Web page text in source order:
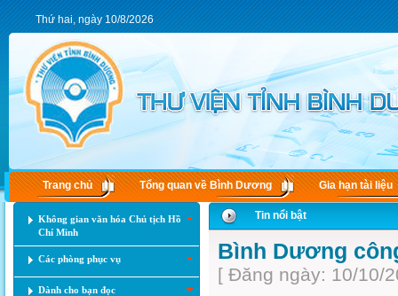
Thứ hai, ngày 10/8/2026
Trang chủ Tổng quan về Bình Dương Gia hạn tài liệu
Không gian văn hóa Chủ tịch Hồ
Chí Minh
Các phòng phục vụ
Dành cho bạn đọc
Tin nổi bật
Bình Dương
[ Đăng ngày: 10/10/